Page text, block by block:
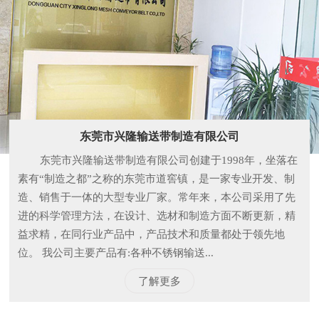
东莞市兴隆输送带制造有限公司
东莞市兴隆输送带制造有限公司创建于1998年，坐落在
素有“制造之都”之称的东莞市道窖镇，是一家专业开发、制
造、销售于一体的大型专业厂家。常年来，本公司采用了先
进的科学管理方法，在设计、选材和制造方面不断更新，精
益求精，在同行业产品中，产品技术和质量都处于领先地
位。 我公司主要产品有:各种不锈钢输送...
了解更多